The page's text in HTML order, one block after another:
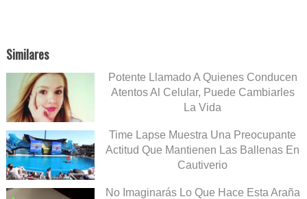
Similares
Potente Llamado A Quienes Conducen
Atentos Al Celular, Puede Cambiarles
La Vida
Time Lapse Muestra Una Preocupante
Actitud Que Mantienen Las Ballenas En
Cautiverio
No Imaginarás Lo Que Hace Esta Araña